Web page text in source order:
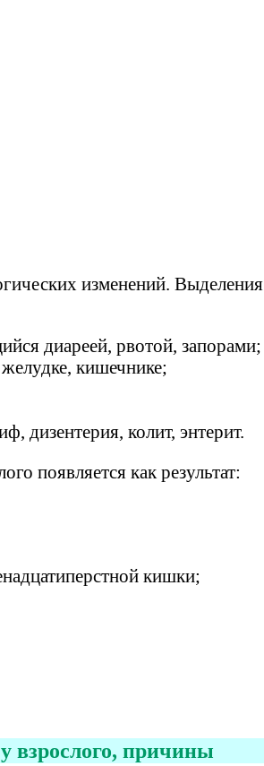
изменений. Выделения
диареей, рвотой, запорами;
кишечнике;
колит, энтерит.
появляется как результат:
кишки;
взрослого, причины